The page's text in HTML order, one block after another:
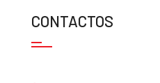
CONTACTOS